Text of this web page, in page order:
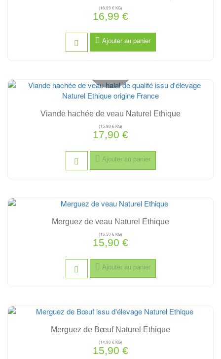
(16,99 € KG)
16,99 €
Ajouter au panier
Hors stock
Viande hachée de veau Naturel Ethique
(15,90 € KG)
17,90 €
Ajouter au panier
Hors stock
Merguez de veau Naturel Ethique
(15,50 € KG)
15,90 €
Ajouter au panier
Merguez de Bœuf Naturel Ethique
(14,90 € KG)
15,90 €